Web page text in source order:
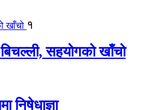
१
सहयोगको खाँचो
निषेधाज्ञा